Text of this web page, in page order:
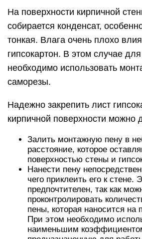
На поверхности кирпичной
собирается конденсат,
тонкая. Влага очень плохо
гипсокартон. В этом случае
необходимо использовать
саморезы.
Надежно закрепить лист
кирпичной поверхности можно
Залить монтажную пену в
расстояние, которое
поверхностью стены и
Нанести пену
чего приклеить его к стене.
предпочтителен, так как
проконтролировать
пены, которая наносится на
При этом необходимо
наименьшим